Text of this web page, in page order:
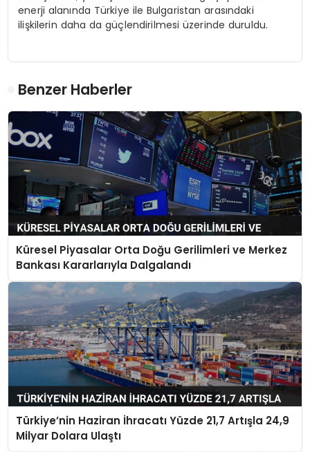
enerji alanında Türkiye ile Bulgaristan arasındaki
ilişkilerin daha da güçlendirilmesi üzerinde duruldu.
Benzer Haberler
Küresel Piyasalar Orta Doğu Gerilimleri ve Merkez
Bankası Kararlarıyla Dalgalandı
Türkiye’nin Haziran İhracatı Yüzde 21,7 Artışla 24,9
Milyar Dolara Ulaştı